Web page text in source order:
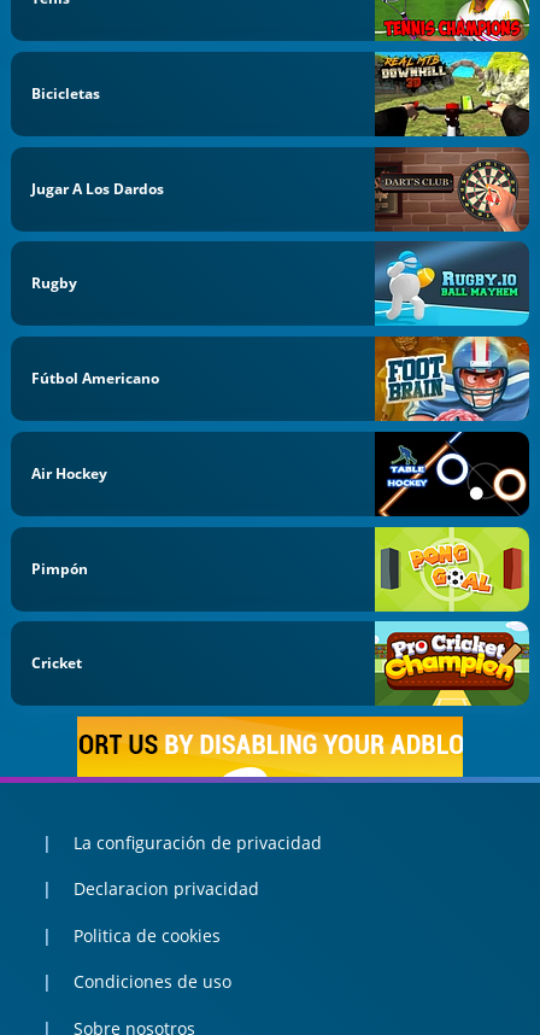
Bicicletas
Jugar A Los Dardos
Rugby
Fútbol Americano
Air Hockey
Pimpón
Cricket
La configuración de privacidad
Declaracion privacidad
Politica de cookies
Condiciones de uso
Sobre nosotros